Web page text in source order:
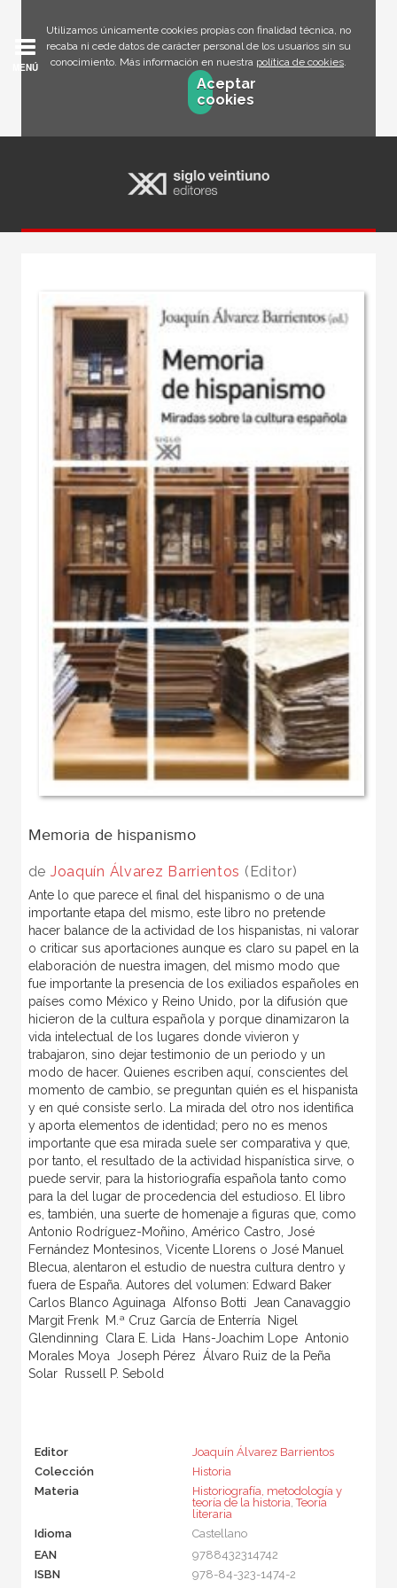
Utilizamos únicamente cookies propias con finalidad técnica, no
recaba ni cede datos de carácter personal de los usuarios sin su
conocimiento. Más información en nuestra política de cookies.
Aceptar
cookies
MENÚ
Memoria de hispanismo
de Joaquín Álvarez Barrientos (Editor)
Ante lo que parece el final del hispanismo o de una
importante etapa del mismo, este libro no pretende
hacer balance de la actividad de los hispanistas, ni valorar
o criticar sus aportaciones aunque es claro su papel en la
elaboración de nuestra imagen, del mismo modo que
fue importante la presencia de los exiliados españoles en
países como México y Reino Unido, por la difusión que
hicieron de la cultura española y porque dinamizaron la
vida intelectual de los lugares donde vivieron y
trabajaron, sino dejar testimonio de un periodo y un
modo de hacer. Quienes escriben aquí, conscientes del
momento de cambio, se preguntan quién es el hispanista
y en qué consiste serlo. La mirada del otro nos identifica
y aporta elementos de identidad; pero no es menos
importante que esa mirada suele ser comparativa y que,
por tanto, el resultado de la actividad hispanística sirve, o
puede servir, para la historiografía española tanto como
para la del lugar de procedencia del estudioso. El libro
es, también, una suerte de homenaje a figuras que, como
Antonio Rodríguez-Moñino, Américo Castro, José
Fernández Montesinos, Vicente Llorens o José Manuel
Blecua, alentaron el estudio de nuestra cultura dentro y
fuera de España. Autores del volumen: Edward Baker 
Carlos Blanco Aguinaga  Alfonso Botti  Jean Canavaggio 
Margit Frenk  M.ª Cruz García de Enterría  Nigel
Glendinning  Clara E. Lida  Hans-Joachim Lope  Antonio
Morales Moya  Joseph Pérez  Álvaro Ruiz de la Peña
Solar  Russell P. Sebold
Editor
Joaquín Álvarez Barrientos
Colección
Historia
Materia
Historiografía, metodología y
teoría de la historia,Teoría
literaria
Idioma
Castellano
EAN
9788432314742
ISBN
978-84-323-1474-2